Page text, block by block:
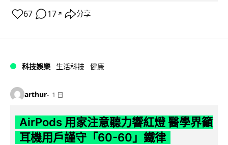
67 17 ↗ 分享
科技娛樂 生活科技 健康
arthur 1 日
AirPods 用家注意聽力響紅燈 醫學界籲
耳機用戶謹守「60-60」鐵律